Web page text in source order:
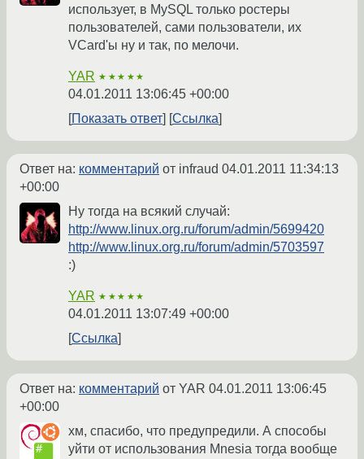
использует, в MySQL только ростеры
пользователей, сами пользователи, их
VCard'ы ну и так, по мелочи.
YAR ★★★★★
04.01.2011 13:06:45 +00:00
Показать ответ
Ссылка
Ответ на: комментарий от infraud 04.01.2011 11:34:13
+00:00
Ну тогда на всякий случай:
http://www.linux.org.ru/forum/admin/5699420
http://www.linux.org.ru/forum/admin/5703597
:)
YAR ★★★★★
04.01.2011 13:07:49 +00:00
Ссылка
Ответ на: комментарий от YAR 04.01.2011 13:06:45
+00:00
хм, спасибо, что предупредили. А способы
уйти от использования Mnesia тогда вообще